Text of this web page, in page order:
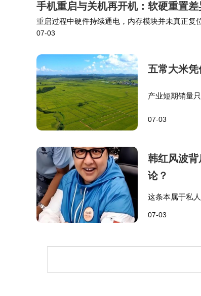
手机重启与关机再开机：软硬重置
重启过程中硬件持续通电，内存模块并未真正复
接失败、蓝牙搜索失灵、系统界面冻结或电池耗
07-03
五常大米
产业短期销量
定制农业模式
07-03
韩红风波
论？
这条本属于私
07-03